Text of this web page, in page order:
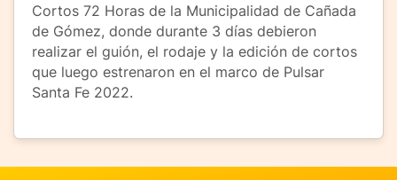
Cortos 72 Horas de la Municipalidad de Cañada
de Gómez, donde durante 3 días debieron
realizar el guión, el rodaje y la edición de cortos
que luego estrenaron en el marco de Pulsar
Santa Fe 2022.